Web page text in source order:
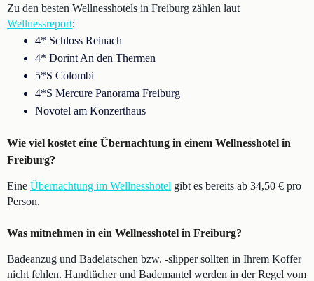
Zu den besten Wellnesshotels in Freiburg zählen laut
Wellnessreport:
4* Schloss Reinach
4* Dorint An den Thermen
5*S Colombi
4*S Mercure Panorama Freiburg
Novotel am Konzerthaus
Wie viel kostet eine Übernachtung in einem Wellnesshotel in
Freiburg?
Eine Übernachtung im Wellnesshotel gibt es bereits ab 34,50 € pro
Person.
Was mitnehmen in ein Wellnesshotel in Freiburg?
Badeanzug und Badelatschen bzw. -slipper sollten in Ihrem Koffer
nicht fehlen. Handtücher und Bademantel werden in der Regel vom